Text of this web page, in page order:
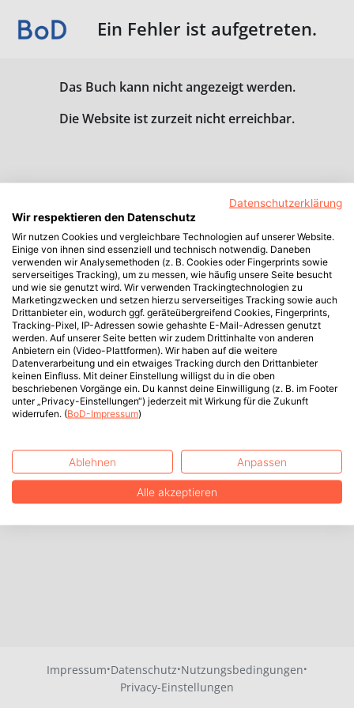
Ein Fehler ist aufgetreten.
Das Buch kann nicht angezeigt werden.
Die Website ist zurzeit nicht erreichbar.
Impressum·Datenschutz·Nutzungsbedingungen·
Privacy-Einstellungen
Datenschutzerklärung
Wir respektieren den Datenschutz
Wir nutzen Cookies und vergleichbare Technologien auf unserer Website.
Einige von ihnen sind essenziell und technisch notwendig. Daneben
verwenden wir Analysemethoden (z. B. Cookies oder Fingerprints sowie
serverseitiges Tracking), um zu messen, wie häufig unsere Seite besucht
und wie sie genutzt wird. Wir verwenden Trackingtechnologien zu
Marketingzwecken und setzen hierzu serverseitiges Tracking sowie auch
Drittanbieter ein, wodurch ggf. geräteübergreifend Cookies, Fingerprints,
Tracking-Pixel, IP-Adressen sowie gehashte E-Mail-Adressen genutzt
werden. Auf unserer Seite betten wir zudem Drittinhalte von anderen
Anbietern ein (Video-Plattformen). Wir haben auf die weitere
Datenverarbeitung und ein etwaiges Tracking durch den Drittanbieter
keinen Einfluss. Mit deiner Einstellung willigst du in die oben
beschriebenen Vorgänge ein. Du kannst deine Einwilligung (z. B. im Footer
unter „Privacy-Einstellungen“) jederzeit mit Wirkung für die Zukunft
widerrufen. (BoD-Impressum)
Ablehnen Anpassen
Alle akzeptieren